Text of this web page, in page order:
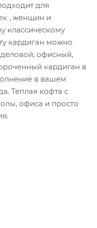
для
, женщин и
классическому
кардиган можно
деловой, офисный,
кардиган в
в вашем
Теплая кофта с
офиса и просто